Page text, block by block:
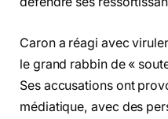
Caron a réagi avec
le grand rabbin de «
Ses accusations ont
médiatique, avec des